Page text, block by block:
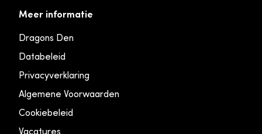
Meer informatie
Dragons Den
Databeleid
Privacyverklaring
Algemene Voorwaarden
Cookiebeleid
Vacatures